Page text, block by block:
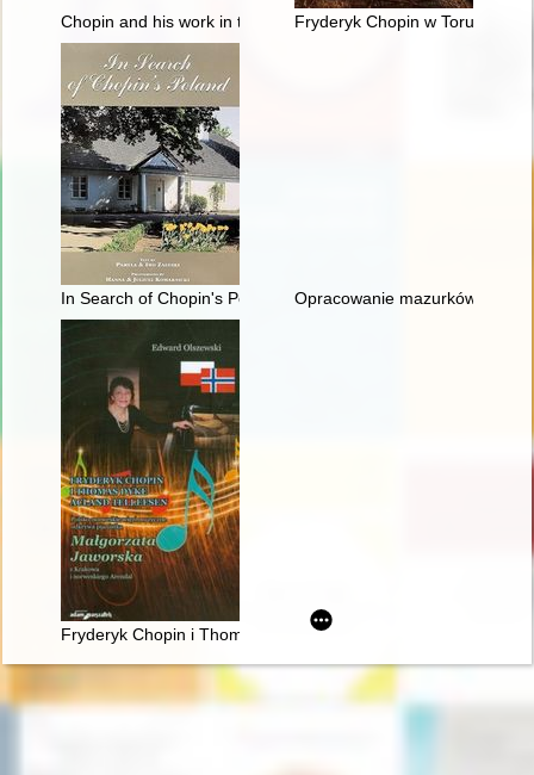
Chopin and his work in the context of culture. Vol 1-2
Fryderyk Chopin w Toruniu
In Search of Chopin's Poland Opracowanie mazurków
Fryderyk Chopin i Thomas Dyke Acland Tellefsen. Polsko-